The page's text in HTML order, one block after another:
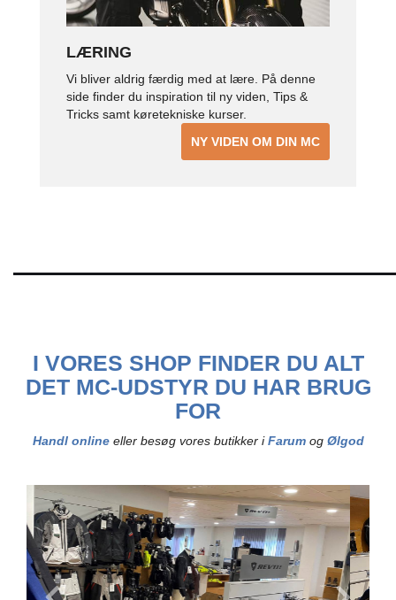
LÆRING
Vi bliver aldrig færdig med at lære. På denne
side finder du inspiration til ny viden, Tips &
Tricks samt køretekniske kurser.
NY VIDEN OM DIN MC
I VORES SHOP FINDER DU ALT
DET MC-UDSTYR DU HAR BRUG
FOR
Handl onlineeller besøg vores butikker iFarumog Ølgod